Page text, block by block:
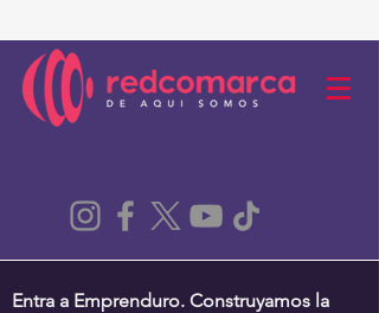
Entra a Emprenduro. Construyamos la